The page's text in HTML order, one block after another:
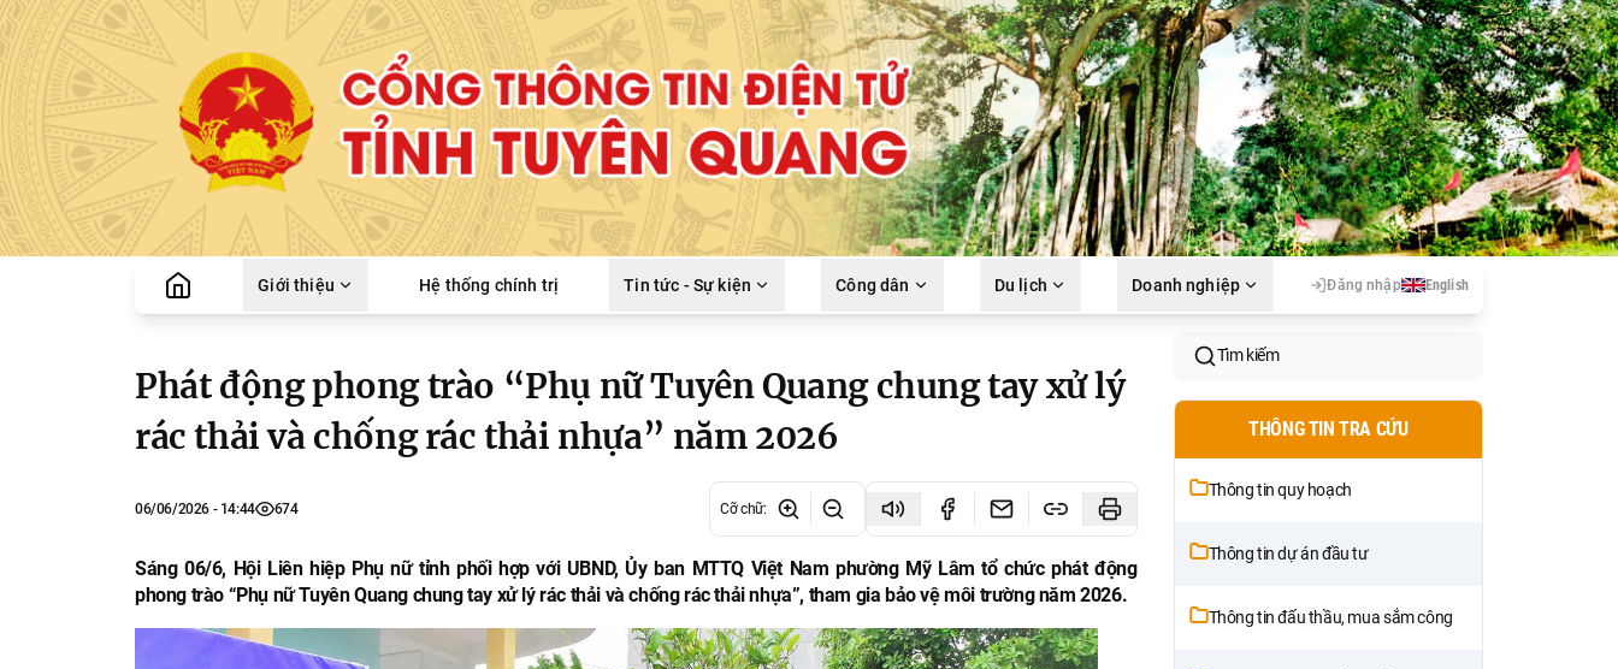
Giới thiệu Hệ thống chính trị Tin tức - Sự kiện Công dân Du lịch Doanh nghiệp Đăng nhập English
Phát động phong trào “Phụ nữ Tuyên Quang chung tay xử lý
rác thải và chống rác thải nhựa” năm 2026
06/06/2026 - 14:44 674 Cỡ chữ:
Sáng 06/6, Hội Liên hiệp Phụ nữ tỉnh phối hợp với UBND, Ủy ban MTTQ Việt Nam phường Mỹ Lâm tổ chức phát động
phong trào “Phụ nữ Tuyên Quang chung tay xử lý rác thải và chống rác thải nhựa”, tham gia bảo vệ môi trường năm 2026.
Tìm kiếm
THÔNG TIN TRA CỨU
Thông tin quy hoạch
Thông tin dự án đầu tư
Thông tin đấu thầu, mua sắm công